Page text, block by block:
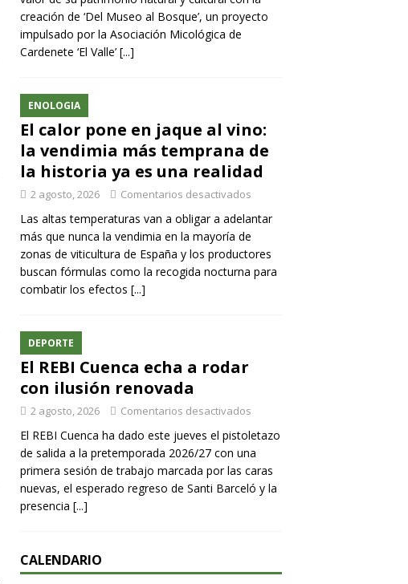
creación de ‘Del Museo al Bosque’, un proyecto
impulsado por la Asociación Micológica de
Cardenete ‘El Valle’ [...]
ENOLOGIA
El calor pone en jaque al vino:
la vendimia más temprana de
la historia ya es una realidad
2 agosto, 2026 Comentarios desactivados
Las altas temperaturas van a obligar a adelantar
más que nunca la vendimia en la mayoría de
zonas de viticultura de España y los productores
buscan fórmulas como la recogida nocturna para
combatir los efectos [...]
DEPORTE
El REBI Cuenca echa a rodar
con ilusión renovada
2 agosto, 2026 Comentarios desactivados
El REBI Cuenca ha dado este jueves el pistoletazo
de salida a la pretemporada 2026/27 con una
primera sesión de trabajo marcada por las caras
nuevas, el esperado regreso de Santi Barceló y la
presencia [...]
CALENDARIO